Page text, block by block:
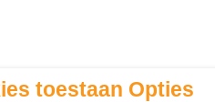
toestaan Opties